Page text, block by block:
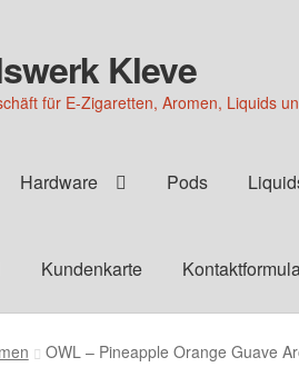
Kleve
für E-Zigaretten, Aromen, Liquids
Hardware Pods
Kundenkarte
OWL – Pineapple Orange Guave